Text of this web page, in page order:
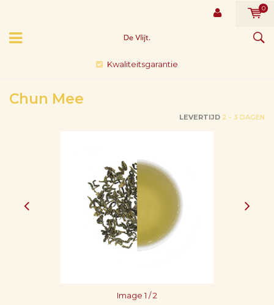
0
Kwaliteitsgarantie
Chun Mee
LEVERTIJD 2 - 3 DAGEN
Image1 / 2